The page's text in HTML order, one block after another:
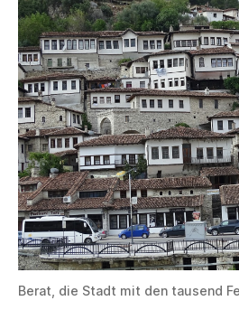
Berat, die Stadt mit den tausend